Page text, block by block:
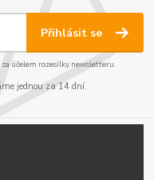
Přihlásit se
za účelem rozesílky newsletteru.
jednou za 14 dní.